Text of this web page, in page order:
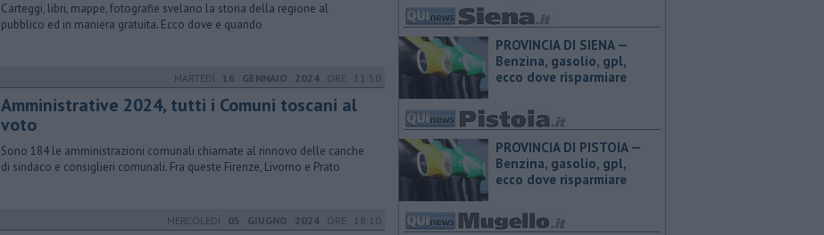
Carteggi, libri, mappe, fotografie svelano la storia della regione al
pubblico ed in maniera gratuita. Ecco dove e quando
MARTEDÌ 16 GENNAIO 2024 ORE 11:50
Amministrative 2024, tutti i Comuni toscani al
voto
Sono 184 le amministrazioni comunali chiamate al rinnovo delle cariche
di sindaco e consiglieri comunali. Fra queste Firenze, Livorno e Prato
MERCOLEDÌ 05 GIUGNO 2024 ORE 18:10
PROVINCIA DI SIENA — ​
Benzina, gasolio, gpl,
ecco dove risparmiare
PROVINCIA DI PISTOIA — ​
Benzina, gasolio, gpl,
ecco dove risparmiare